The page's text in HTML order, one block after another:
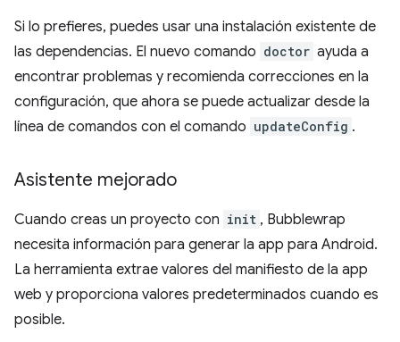
Si lo prefieres, puedes usar una instalación existente de
las dependencias. El nuevo comando doctor ayuda a
encontrar problemas y recomienda correcciones en la
configuración, que ahora se puede actualizar desde la
línea de comandos con el comando updateConfig .
Asistente mejorado
Cuando creas un proyecto con init , Bubblewrap
necesita información para generar la app para Android.
La herramienta extrae valores del manifiesto de la app
web y proporciona valores predeterminados cuando es
posible.